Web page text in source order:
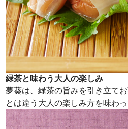
緑茶と味わう大人の楽しみ
夢葵は、緑茶の旨みを引き立て
とは違う大人の楽しみ方を味わっ